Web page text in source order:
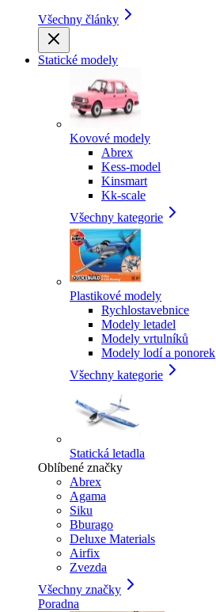
Všechny články
Statické modely
Kovové modely
Abrex
Kess-model
Kinsmart
Kk-scale
Všechny kategorie
Plastikové modely
Rychlostavebnice
Modely letadel
Modely vrtulníků
Modely lodí a ponorek
Všechny kategorie
Statická letadla
Oblíbené značky
Abrex
Agama
Siku
Bburago
Deluxe Materials
Airfix
Zvezda
Všechny značky
Poradna